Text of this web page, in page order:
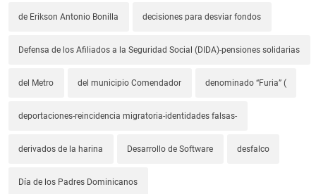
de Erikson Antonio Bonilla decisiones para desviar fondos
Defensa de los Afiliados a la Seguridad Social (DIDA)-pensiones solidarias
del Metro del municipio Comendador denominado “Furia” (
deportaciones-reincidencia migratoria-identidades falsas-
derivados de la harina Desarrollo de Software desfalco
Día de los Padres Dominicanos